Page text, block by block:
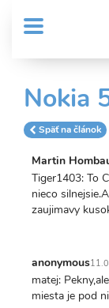
obsah
MENU
Sub
Header
menu
User
account
menu
Nokia
Späť na článok
Martin
Tiger1403: To
nieco
zaujimavy
anonymous
matej:
miesta je pod